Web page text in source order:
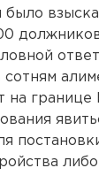
на границе